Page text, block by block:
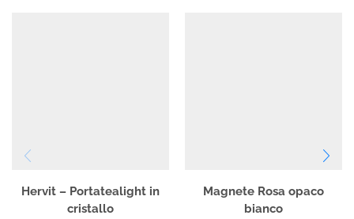
Hervit – Portatealight in
cristallo
Magnete Rosa opaco
bianco